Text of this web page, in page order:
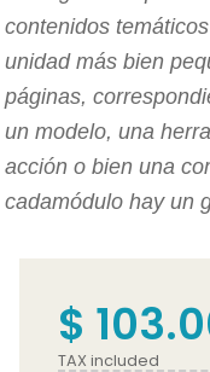
contenidos
unidad más bien
páginas,
un modelo, una
acción o bien una
cadamódulo hay un
$
TAX included